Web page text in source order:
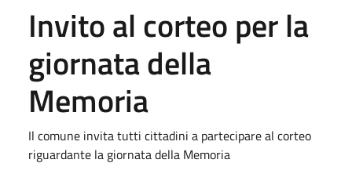
Invito al corteo per la
giornata della
Memoria
Il comune invita tutti cittadini a partecipare al corteo
riguardante la giornata della Memoria